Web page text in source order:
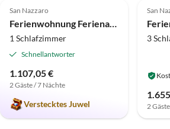
San Nazzaro
Ferienwohnung Ferienanlage Casa Chimp 4
1 Schlafzimmer
Schnellantworter
1.107,05 €
2 Gäste / 7 Nächte
Verstecktes Juwel
San
3
2